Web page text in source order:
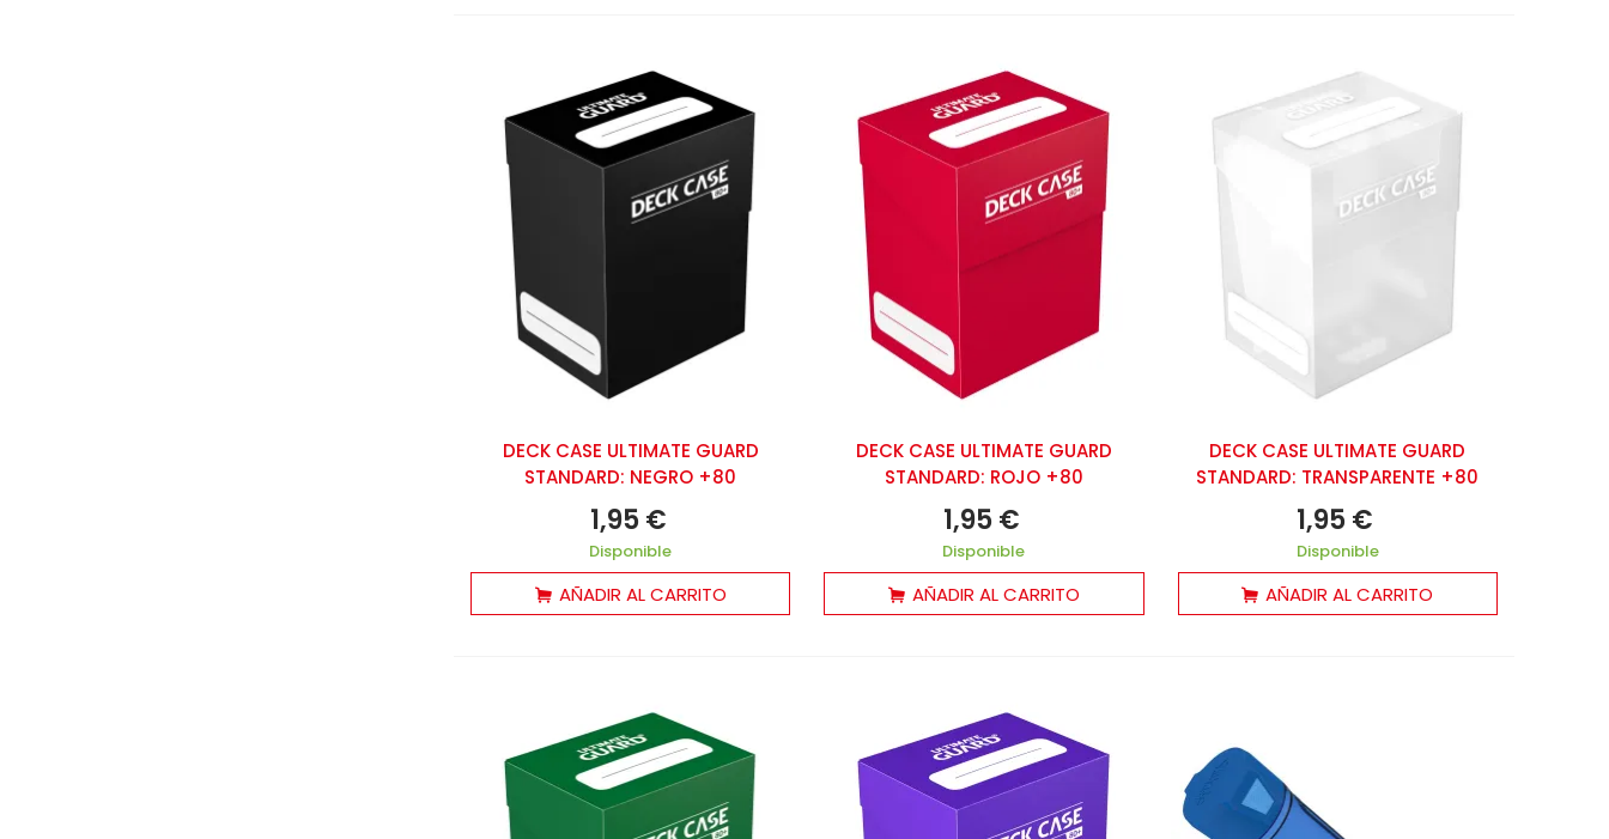
DECK CASE ULTIMATE GUARD
STANDARD: NEGRO +80
1,95 €
Disponible
AÑADIR AL CARRITO
DECK CASE ULTIMATE GUARD
STANDARD: ROJO +80
1,95 €
Disponible
AÑADIR AL CARRITO
DECK CASE ULTIMATE GUARD
STANDARD: TRANSPARENTE +80
1,95 €
Disponible
AÑADIR AL CARRITO